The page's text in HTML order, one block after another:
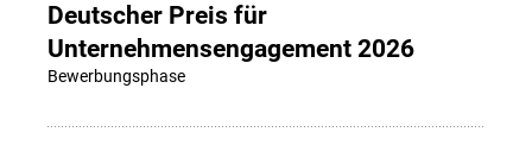
Deutscher Preis für
Unternehmensengagement 2026
Bewerbungsphase